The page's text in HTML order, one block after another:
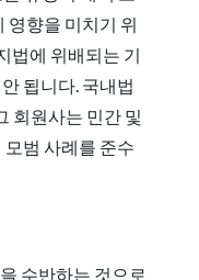
영향을 미치기 위
법에 위배되는 기
됩니다. 국내법
회원사는 민간 및
범 사례를 준수
수반하는 것으로